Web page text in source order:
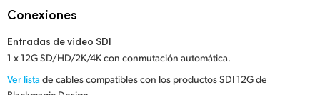
Poland
Portugal
Singapore
Conexiones
Entradas de video SDI
1 x 12G SD/HD/2K/4K con conmutación automática.
Ver lista de cables compatibles con los productos SDI 12G de